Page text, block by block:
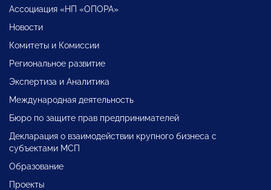
Ассоциация «НП «ОПОРА»
Новости
Комитеты и Комиссии
Региональное развитие
Экспертиза и Аналитика
Международная деятельность
Бюро по защите прав предпринимателей
Декларация о взаимодействии крупного бизнеса с
субъектами МСП
Образование
Проекты